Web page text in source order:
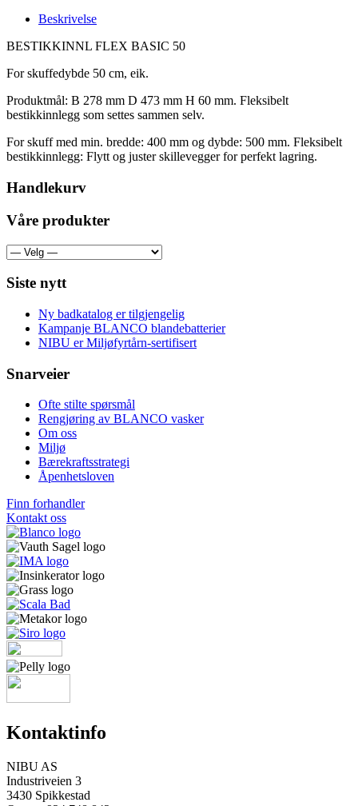
Beskrivelse
BESTIKKINNL FLEX BASIC 50
For skuffedybde 50 cm, eik.
Produktmål: B 278 mm D 473 mm H 60 mm. Fleksibelt
bestikkinnlegg som settes sammen selv.
For skuff med min. bredde: 400 mm og dybde: 500 mm. Fleksibelt
bestikkinnlegg: Flytt og juster skillevegger for perfekt lagring.
Handlekurv
Våre produkter
Siste nytt
Ny badkatalog er tilgjengelig
Kampanje BLANCO blandebatterier
NIBU er Miljøfyrtårn-sertifisert
Snarveier
Ofte stilte spørsmål
Rengjøring av BLANCO vasker
Om oss
Miljø
Bærekraftsstrategi
Åpenhetsloven
Finn forhandler
Kontakt oss
Kontaktinfo
NIBU AS
Industriveien 3
3430 Spikkestad